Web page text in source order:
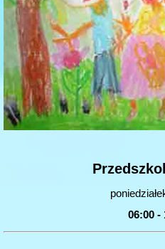
06:00 -